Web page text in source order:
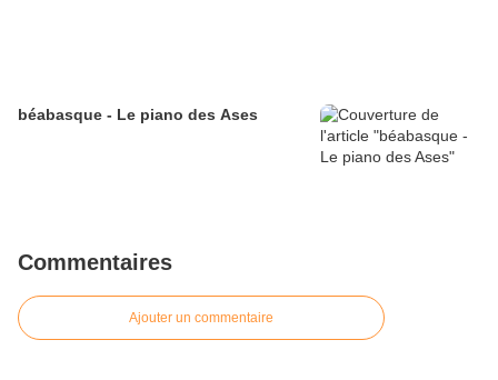
béabasque - Le piano des Ases
Commentaires
Ajouter un commentaire